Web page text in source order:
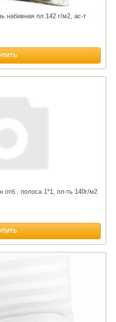
набивная пл.142 г/м2, ас-т
отб., полоса 1*1, пл-ть 140г/м2